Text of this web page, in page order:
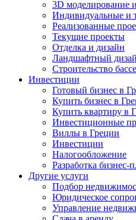
3D моделирование
Индивидуальные и
Реализованные
Текущие проекты
Отделка и дизайн
Ландшафтный
Строительство
Инвестиции
Готовый бизнес в
Купить бизнес в
Купить квартиру в
Инвестиционные
Виллы в Греции
Инвестиции
Налогообложение
Разработка бизнес-
Другие услуги
Подбор
Юридическое
Управление